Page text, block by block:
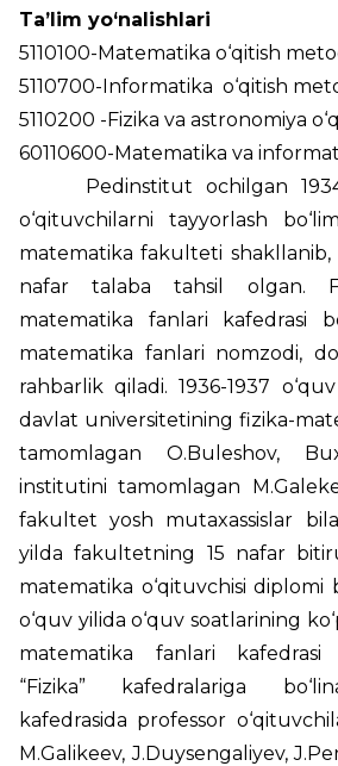
Ta’lim yo‘nalishlari
5110100-Matematika o‘qitish
5110700-Informatika o‘qitish
5110200 -Fizika va astronomiya
60110600-Matematika va
Pedinstitut ochilgan 1934-
o‘qituvchilarni tayyorlash
matematika fakulteti shakllanib,
nafar talaba tahsil olgan.
matematika fanlari kafedrasi
matematika fanlari nomzodi,
rahbarlik qiladi. 1936-1937
davlat universitetining fizika-
tamomlagan O.Buleshov,
institutini tamomlagan
fakultet yosh mutaxassislar
yilda fakultetning 15 nafar
matematika o‘qituvchisi diplomi
o‘quv yilida o‘quv soatlarining
matematika fanlari kafedrasi
“Fizika” kafedralariga
kafedrasida professor
M.Galikeev, J.Duysengaliyev,